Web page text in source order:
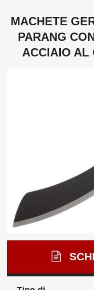
MACHETE
PARANG
ACCIAIO AL